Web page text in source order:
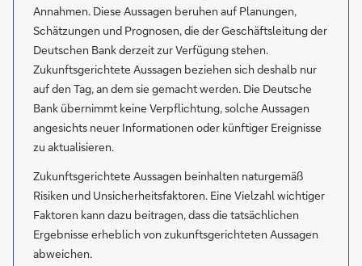
Annahmen. Diese Aussagen beruhen auf Planungen,
Schätzungen und Prognosen, die der Geschäftsleitung der
Deutschen Bank derzeit zur Verfügung stehen.
Zukunftsgerichtete Aussagen beziehen sich deshalb nur
auf den Tag, an dem sie gemacht werden. Die Deutsche
Bank übernimmt keine Verpflichtung, solche Aussagen
angesichts neuer Informationen oder künftiger Ereignisse
zu aktualisieren.
Zukunftsgerichtete Aussagen beinhalten naturgemäß
Risiken und Unsicherheitsfaktoren. Eine Vielzahl wichtiger
Faktoren kann dazu beitragen, dass die tatsächlichen
Ergebnisse erheblich von zukunftsgerichteten Aussagen
abweichen.